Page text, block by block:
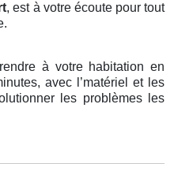
, est à votre écoute pour tout
à votre habitation en
avec l’matériel et les
les problèmes les